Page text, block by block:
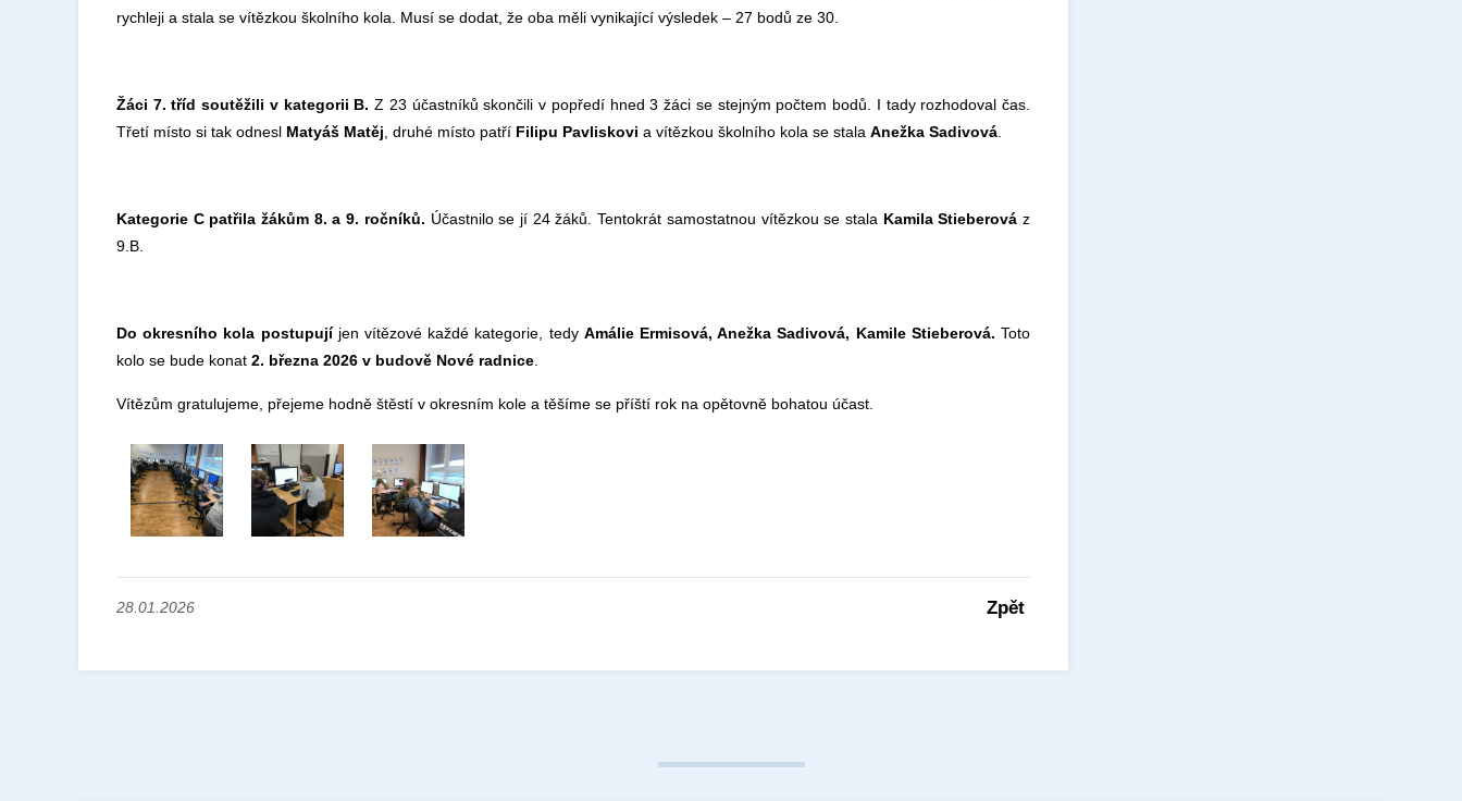
rychleji a stala se vítězkou školního kola. Musí se dodat, že oba měli vynikající výsledek – 27 bodů ze 30.
Žáci 7. tříd soutěžili v kategorii B.Z 23 účastníků skončili v popředí hned 3 žáci se stejným počtem bodů. I tady rozhodoval čas.
Třetí místo si tak odnesl Matyáš Matěj , druhé místo patří Filipu Pavliskovi a vítězkou školního kola se stala Anežka Sadivová
Kategorie C patřila žákům 8. a 9. ročníků. Účastnilo se jí 24 žáků. Tentokrát samostatnou vítězkou se stala Kamila Stieberová z
9.B.
Do okresního kola postupují jen vítězové každé kategorie, tedyAmálie Ermisová, Anežka Sadivová, Kamile Stieberová. Toto
kolo se bude konat 2. března 2026 v budově Nové radnice
Vítězům gratulujeme, přejeme hodně štěstí v okresním kole a těšíme se příští rok na opětovně bohatou účast.
28.01.2026 Zpět